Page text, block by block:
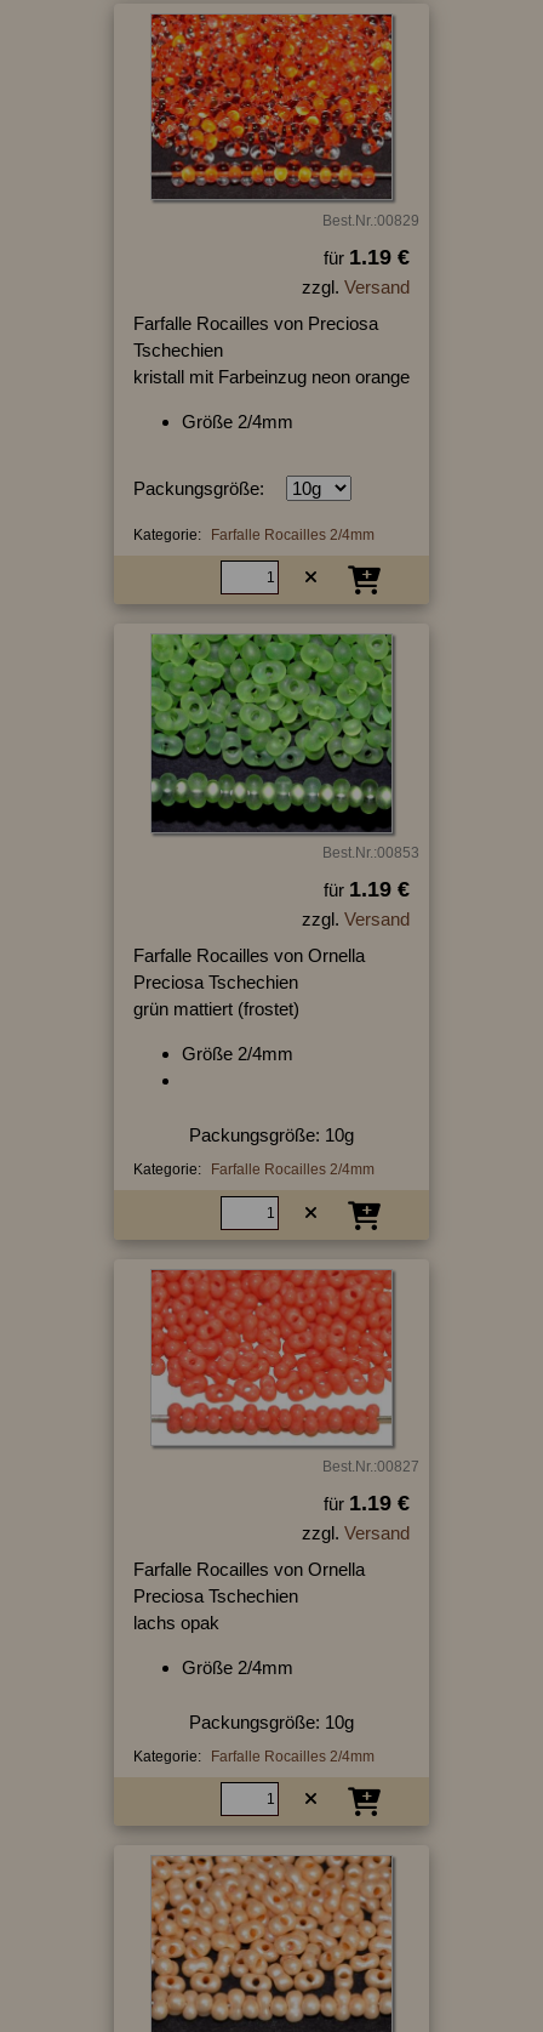
Best.Nr.:00829
für 1.19 €
zzgl. Versand
Farfalle Rocailles von Preciosa
Tschechien
kristall mit Farbeinzug neon orange
Größe 2/4mm
Packungsgröße:
Kategorie: Farfalle Rocailles 2/4mm
Best.Nr.:00853
für 1.19 €
zzgl. Versand
Farfalle Rocailles von Ornella
Preciosa Tschechien
grün mattiert (frostet)
Größe 2/4mm
Packungsgröße: 10g
Kategorie: Farfalle Rocailles 2/4mm
Best.Nr.:00827
für 1.19 €
zzgl. Versand
Farfalle Rocailles von Ornella
Preciosa Tschechien
lachs opak
Größe 2/4mm
Packungsgröße: 10g
Kategorie: Farfalle Rocailles 2/4mm